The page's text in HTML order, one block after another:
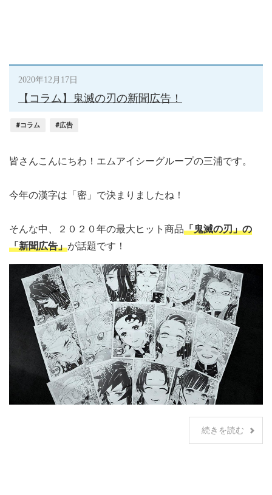
2020年12月17日
【コラム】鬼滅の刃の新聞広告！
#コラム #広告
皆さんこんにちわ！エムアイシーグループの三浦です。
今年の漢字は「密」で決まりましたね！
そんな中、２０２０年の最大ヒット商品「鬼滅の刃」の
「新聞広告」が話題です！
続きを読む